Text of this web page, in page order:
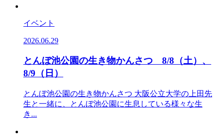
イベント
2026.06.29
とんぼ池公園の生き物かんさつ 8/8（土）、
8/9（日）
とんぼ池公園の生き物かんさつ 大阪公立大学の上田先
生と一緒に、とんぼ池公園に生息している様々な生
き...